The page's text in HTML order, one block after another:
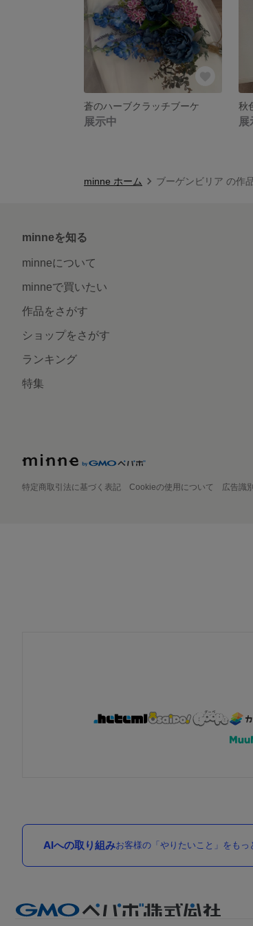
蒼のハーブクラッチブーケ
展示中
秋
展
minne ホーム ブーゲンビリア の作
minneを知る
minneについて
minneで買いたい
作品をさがす
ショップをさがす
ランキング
特集
特定商取引法に基づく表記 Cookieの使用について 広告識
AIへの取り組みお客様の「やりたいこと」をも